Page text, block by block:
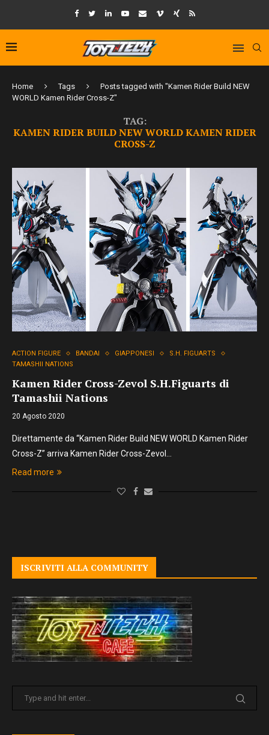
Home Tags
Posts tagged with "Kamen Rider Build NEW
WORLD Kamen Rider Cross-Z"
TAG:
KAMEN RIDER BUILD NEW WORLD KAMEN RIDER
CROSS-Z
ACTION FIGURE BANDAI GIAPPONESI
S.H. FIGUARTS
TAMASHII NATIONS
Kamen Rider Cross-Zevol S.H.Figuarts di
Tamashii Nations
20 Agosto 2020
Direttamente da “Kamen Rider Build NEW WORLD Kamen Rider
Cross-Z” arriva Kamen Rider Cross-Zevol…
Read more
ISCRIVITI ALLA COMMUNITY